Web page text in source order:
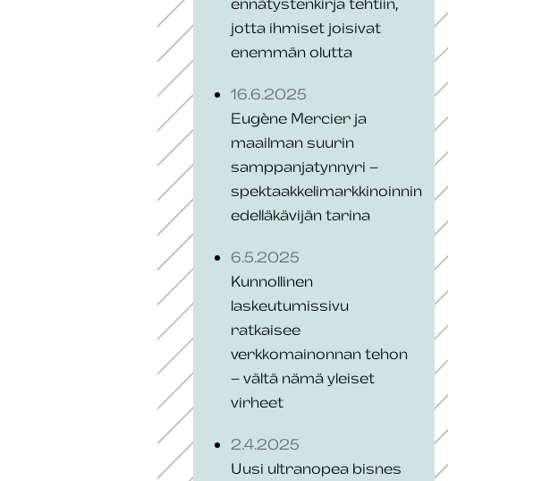
jotta ihmiset joisivat
enemmän olutta
16.6.2025
Eugène Mercier ja
maailman suurin
samppanjatynnyri –
spektaakkelimarkkinoinnin
edelläkävijän tarina
6.5.2025
Kunnollinen
laskeutumissivu
ratkaisee
verkkomainonnan tehon
– vältä nämä yleiset
virheet
2.4.2025
Uusi ultranopea bisnes